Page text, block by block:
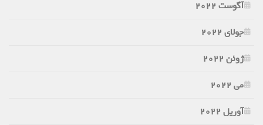
آگوست 2022
جولای 2022
ژوئن 2022
می 2022
آوریل 2022